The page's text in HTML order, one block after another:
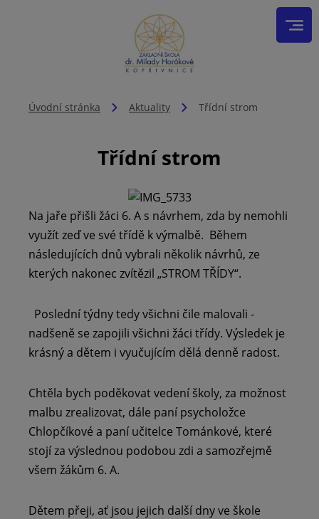
Úvodní stránka Aktuality Třídní strom
Třídní strom
Na jaře přišli žáci 6. A s návrhem, zda by nemohli
využít zeď ve své třídě k výmalbě. Během
následujících dnů vybrali několik návrhů, ze
kterých nakonec zvítězil „STROM TŘÍDY“.
Poslední týdny tedy všichni čile malovali -
nadšeně se zapojili všichni žáci třídy. Výsledek je
krásný a dětem i vyučujícím dělá denně radost.
Chtěla bych poděkovat vedení školy, za možnost
malbu zrealizovat, dále paní psycholožce
Chlopčíkové a paní učitelce Tománkové, které
stojí za výslednou podobou zdi a samozřejmě
všem žákům 6. A.
Dětem přeji, ať jsou jejich další dny ve škole